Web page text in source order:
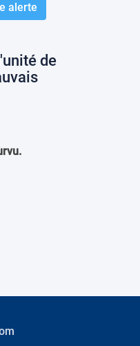
alerte
de